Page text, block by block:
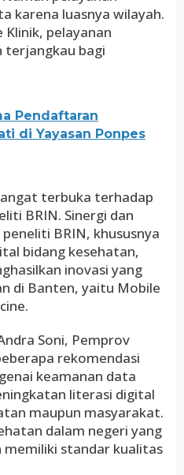
karena luasnya wilayah.
pelayanan
terjangkau bagi
Pendaftaran
di Yayasan Ponpes
terbuka terhadap
BRIN. Sinergi dan
BRIN, khususnya
bidang kesehatan,
inovasi yang
di Banten, yaitu Mobile
Soni, Pemprov
rekomendasi
keamanan data
literasi digital
maupun masyarakat.
dalam negeri yang
standar kualitas